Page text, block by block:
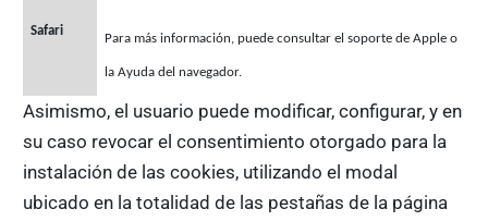
Safari
Para más información, puede consultar el soporte de Apple o
la Ayuda del navegador.
Asimismo, el usuario puede modificar, configurar, y en
su caso revocar el consentimiento otorgado para la
instalación de las cookies, utilizando el modal
ubicado en la totalidad de las pestañas de la página